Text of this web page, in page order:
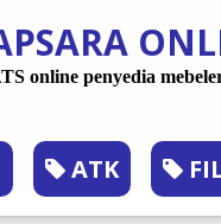
online penyedia
ATK